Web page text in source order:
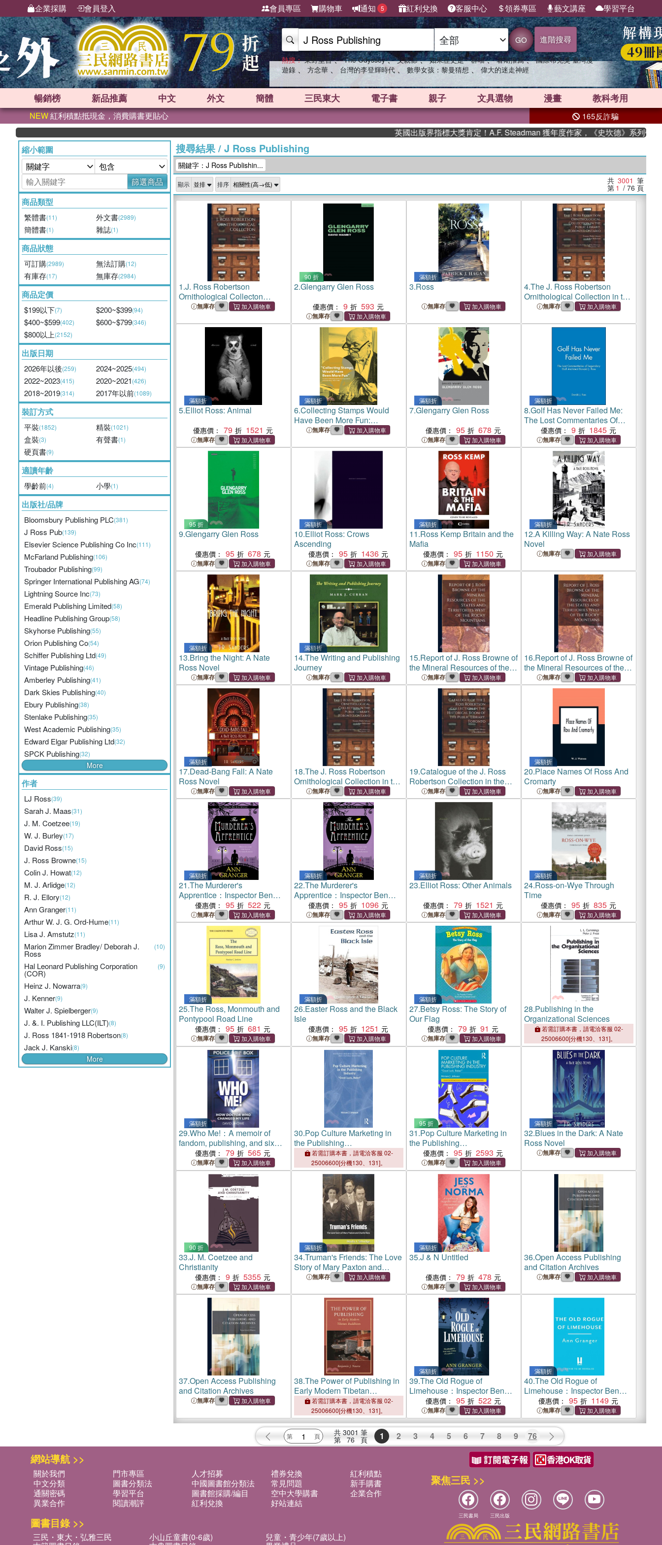
企業採購 會員登入 會員專區 購物車 通知 5 紅利兌換 客服中心 領券專區 藝文講座 學習平台
GO 進階搜尋
熱搜： 東野圭吾 、 The Odyssey 、 父親節 、 如果歷史是一群喵 、 暑期推薦 、 國際布克獎 臺灣漫
遊錄 、 方念華 、 台灣的李登輝時代 、 數學女孩：黎曼猜想 、 偉大的迷走神經
暢銷榜 新品推薦 中文 外文 簡體 三民東大 電子書 親子 文具選物 漫畫 教科考用
NEW紅利積點抵現金，消費購書更貼心 165反詐騙
英國出版界指標大獎肯定！A.F. Steadman 獲年度作家，《史坎德》系列帶你踏上熱血
縮小範圍
篩選商品
商品類型
繁體書(11) 外文書(2989)
簡體書(1) 雜誌(1)
商品狀態
可訂購(2989) 無法訂購(12)
有庫存(17) 無庫存(2984)
商品定價
$199以下(7) $200~$399(94)
$400~$599(402) $600~$799(346)
$800以上(2152)
出版日期
2026年以後(259) 2024~2025(494)
2022~2023(415) 2020~2021(426)
2018~2019(314) 2017年以前(1089)
裝訂方式
平裝(1852) 精裝(1021)
盒裝(3) 有聲書(1)
硬頁書(9)
適讀年齡
學齡前(4) 小學(1)
出版社/品牌
Bloomsbury Publishing PLC(381)
J Ross Pub(139)
Elsevier Science Publishing Co Inc(111)
McFarland Publishing(106)
Troubador Publishing(99)
Springer International Publishing AG(74)
Lightning Source Inc(73)
Emerald Publishing Limited(58)
Headline Publishing Group(58)
Skyhorse Publishing(55)
Orion Publishing Co(54)
Schiffer Publishing Ltd(49)
Vintage Publishing(46)
Amberley Publishing(41)
Dark Skies Publishing(40)
Ebury Publishing(38)
Stenlake Publishing(35)
West Academic Publishing(35)
Edward Elgar Publishing Ltd(32)
SPCK Publishing(32)
More
作者
LJ Ross(39)
Sarah J. Maas(31)
J. M. Coetzee(19)
W. J. Burley(17)
David Ross(15)
J. Ross Browne(15)
Colin J. Howat(12)
M. J. Arlidge(12)
R. J. Ellory(12)
Ann Granger(11)
Arthur W. J. G. Ord-Hume(11)
Lisa J. Amstutz(11)
Marion Zimmer Bradley/ Deborah J.
Ross
(10)
Hal Leonard Publishing Corporation
(COR)
(9)
Heinz J. Nowarra(9)
J. Kenner(9)
Walter J. Spielberger(9)
J. &. I. Publishing LLC(ILT)(8)
J. Ross 1841-1918 Robertson(8)
Jack J. Kanski(8)
More
搜尋結果/ J Ross Publishing
關鍵字：J Ross Publishin...
顯示 排序 共 3001 筆
第 1 / 76 頁
1.J. Ross Robertson
Ornithological Collecton
[microform]
無庫存
90 折
2.Glengarry Glen Ross
優惠價： 9 593
無庫存
滿額折
3.Ross
無庫存
4.The J. Ross Robertson
Ornithological Collection in the
Public Library, Toronto,
Trustees of the Library by J.
無庫存
滿額折
5.Elliot Ross: Animal
優惠價： 79 1521
無庫存
滿額折
6.Collecting Stamps Would
Have Been More Fun:
Canadian Publishing and the
Ross, 1933?986
無庫存
滿額折
7.Glengarry Glen Ross
優惠價： 95 678
無庫存
滿額折
8.Golf Has Never Failed Me:
The Lost Commentaries Of
Legendary Golf Architect
Donald J. Ross
優惠價： 9 1845
無庫存
95 折
9.Glengarry Glen Ross
優惠價： 95 678
無庫存
滿額折
10.Elliot Ross: Crows
Ascending
優惠價： 95 1436
無庫存
滿額折
11.Ross Kemp Britain and the
Mafia
優惠價： 95 1150
無庫存
滿額折
12.A Killing Way: A Nate Ross
Novel
無庫存
滿額折
13.Bring the Night: A Nate
Ross Novel
無庫存
滿額折
14.The Writing and Publishing
Journey
無庫存
15.Report of J. Ross Browne of
the Mineral Resources of the
States and Territories West of
the Rocky Mountians
無庫存
16.Report of J. Ross Browne of
the Mineral Resources of the
States and Territories West of
the Rocky Mountians
無庫存
滿額折
17.Dead-Bang Fall: A Nate
Ross Novel
無庫存
18.The J. Ross Robertson
Ornithological Collection in the
Public Library, Toronto, Ontario
[microform]: Presented to the
Trustees of the Library by J. Ro
無庫存
19.Catalogue of the J. Ross
Robertson Collection in the
Historical Room of the Public
Library, Toronto [microform]
無庫存
滿額折
20.Place Names Of Ross And
Cromarty
無庫存
滿額折
21.The Murderer's
Apprentice：Inspector Ben
Ross Mystery 7
優惠價： 95 522
無庫存
滿額折
22.The Murderer's
Apprentice：Inspector Ben
Ross Mystery 7
優惠價： 95 1096
無庫存
滿額折
23.Elliot Ross: Other Animals
優惠價： 79 1521
無庫存
滿額折
24.Ross-on-Wye Through
Time
優惠價： 95 835
無庫存
滿額折
25.The Ross, Monmouth and
Pontypool Road Line
優惠價： 95 681
無庫存
滿額折
26.Easter Ross and the Black
Isle
優惠價： 95 1251
無庫存
滿額折
27.Betsy Ross: The Story of
Our Flag
優惠價： 79 91
無庫存
28.Publishing in the
Organizational Sciences
若需訂購本書，請電洽客服 02-
25006600[分機130、131]。
滿額折
29.Who Me!：A memoir of
fandom, publishing, and six
decades of Doctor Who history
優惠價： 79 565
無庫存
30.Pop Culture Marketing in
the Publishing
Industry："Good Luck, Babe!"
若需訂購本書，請電洽客服 02-
25006600[分機130、131]。
95 折
31.Pop Culture Marketing in
the Publishing
Industry："Good Luck, Babe!"
優惠價： 95 2593
無庫存
滿額折
32.Blues in the Dark: A Nate
Ross Novel
無庫存
90 折
33.J. M. Coetzee and
Christianity
優惠價： 9 5355
無庫存
滿額折
34.Truman's Friends: The Love
Story of Mary Paxton and
Charlie Ross
無庫存
滿額折
35.J & N Untitled
優惠價： 79 478
無庫存
36.Open Access Publishing
and Citation Archives
無庫存
37.Open Access Publishing
and Citation Archives
無庫存
38.The Power of Publishing in
Early Modern Tibetan
Buddhism
若需訂購本書，請電洽客服 02-
25006600[分機130、131]。
滿額折
39.The Old Rogue of
Limehouse：Inspector Ben
Ross Mystery 9
優惠價： 95 522
無庫存
滿額折
40.The Old Rogue of
Limehouse：Inspector Ben
Ross Mystery 9
優惠價： 95 1149
無庫存
共 3001 筆
第 76 頁 1 2 3 4 5 6 7 8 9 76
網站導航 >>
關於我們 門市專區 人才招募 禮券兌換
紅利積點
中文分類
圖書分類法 中國圖書館分類法 常見問題
新手購書
通關密碼
學習平台 圖書館採購/編目 空中大學購書
企業合作
異業合作
閱讀潮評 紅利兌換 好站連結
圖書目錄 >>
三民・東大・弘雅三民 小山丘童書(0-6歲) 兒童・青少年(7歲以上)
聚焦三民 >>
三民書局 三民出版